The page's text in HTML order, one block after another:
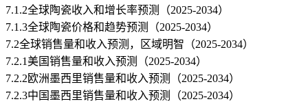
7.1.2全球陶瓷收入和增长率预测（2025-2034）
7.1.3全球陶瓷价格和趋势预测（2025-2034）
7.2全球销售量和收入预测，区域明智（2025-2034）
7.2.1美国销售量和收入预测（2025-2034）
7.2.2欧洲墨西里销售量和收入预测（2025-2034）
7.2.3中国墨西里销售量和收入预测（2025-2034）